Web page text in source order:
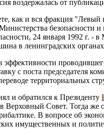
воздержалась от
как и вся фракция
24 января 1992 г. -
в ленинградских
с поста председателя
территориальных
и обратился к Президенту
Верховный Совет. Тогда
В вопросе об
имущественных и